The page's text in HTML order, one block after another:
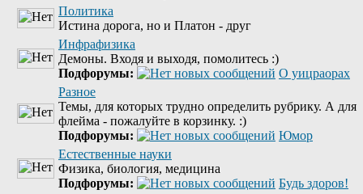
Политика
Истина дорога, но и Платон - друг
Инфрафизика
Демоны. Входя и выходя, помолитесь :)
Подфорумы:
О уицраорах
Разное
Темы, для которых трудно определить рубрику. А для
флейма - пожалуйте в корзинку. :)
Подфорумы:
Юмор
Естественные науки
Физика, биология, медицина
Подфорумы:
Будь здоров!